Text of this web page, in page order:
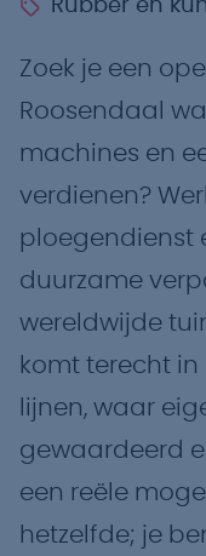
Rubber en
Zoek je een
Roosendaal
machines en
verdienen?
ploegendienst
duurzame
wereldwijde
komt terecht
lijnen, waar
gewaardeerd
een reële
hetzelfde; je